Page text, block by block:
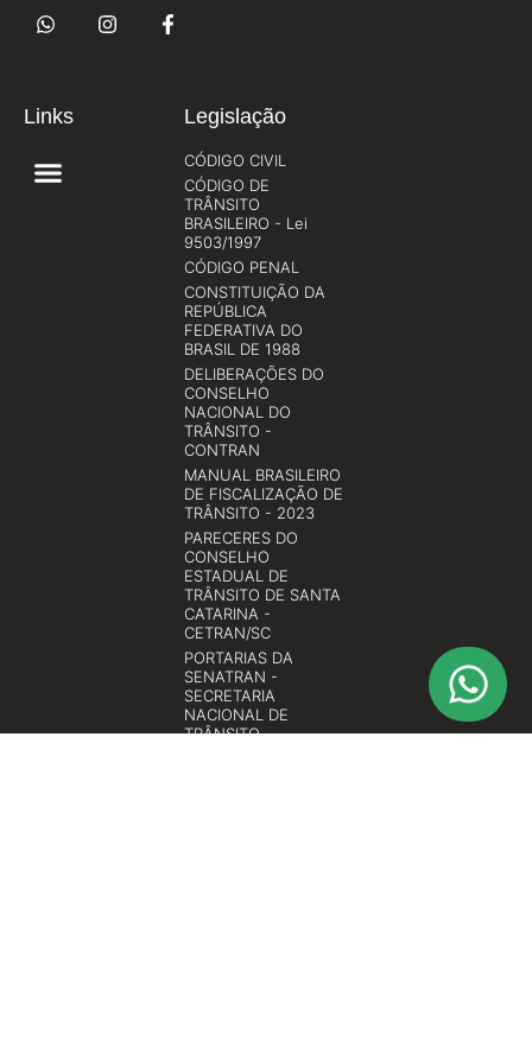
Links Legislação
CÓDIGO CIVIL
CÓDIGO DE
TRÂNSITO
BRASILEIRO - Lei
9503/1997
CÓDIGO PENAL
CONSTITUIÇÃO DA
REPÚBLICA
FEDERATIVA DO
BRASIL DE 1988
DELIBERAÇÕES DO
CONSELHO
NACIONAL DO
TRÂNSITO -
CONTRAN
MANUAL BRASILEIRO
DE FISCALIZAÇÃO DE
TRÂNSITO - 2023
PARECERES DO
CONSELHO
ESTADUAL DE
TRÂNSITO DE SANTA
CATARINA -
CETRAN/SC
PORTARIAS DA
SENATRAN -
SECRETARIA
NACIONAL DE
TRÂNSITO